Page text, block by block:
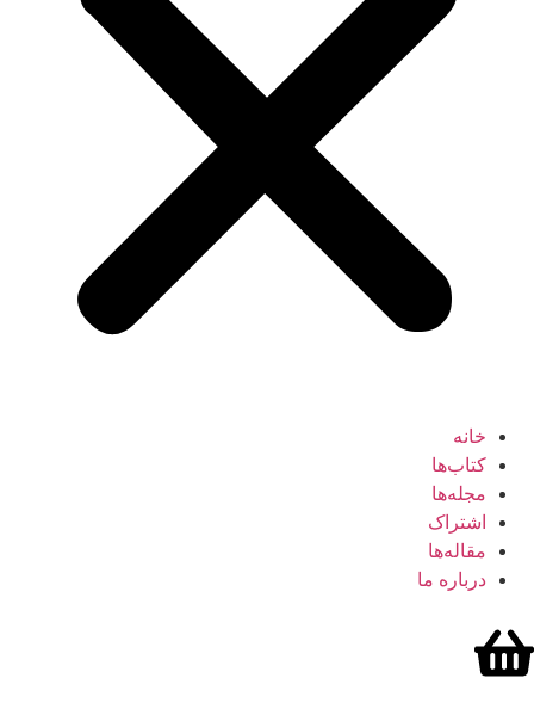
خانه
کتاب‌ها
مجله‌ها
اشتراک
مقاله‌ها
درباره ما